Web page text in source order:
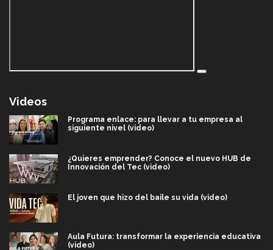
Videos
Programa enlace: para llevar a tu empresa al
siguiente nivel (video)
¿Quieres emprender? Conoce el nuevo HUB de
Innovación del Tec (video)
El joven que hizo del baile su vida (video)
Aula Futura: transformar la experiencia educativa
(video)